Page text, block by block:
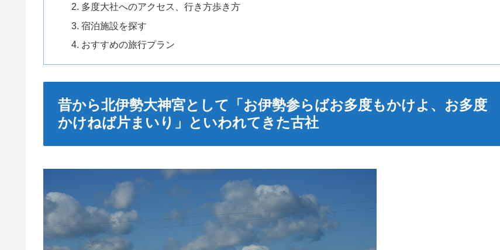
多度大社へのアクセス、行き方歩き方
宿泊施設を探す
おすすめの旅行プラン
昔から北伊勢大神宮として「お伊勢参らばお多度もかけよ、お多度
かけねば片まいり」といわれてきた古社